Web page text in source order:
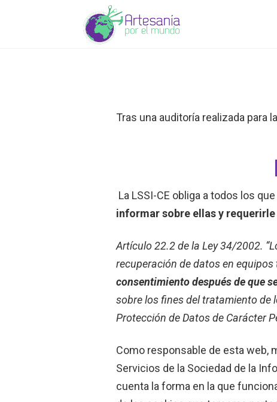
Tras una auditoría realizada
La LSSI-CE obliga a todos los
informar sobre ellas y
Artículo 22.2 de la Ley 34/2002.
recuperación de datos en
consentimiento después de que
sobre los fines del tratamiento de
Protección de Datos de Carácter
Como responsable de esta web,
Servicios de la Sociedad de la
cuenta la forma en la que